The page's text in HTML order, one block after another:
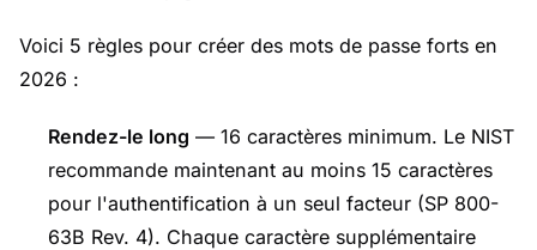
Voici 5 règles pour créer des mots de passe forts en
2026 :
Rendez-le long — 16 caractères minimum. Le NIST
recommande maintenant au moins 15 caractères
pour l'authentification à un seul facteur (SP 800-
63B Rev. 4). Chaque caractère supplémentaire